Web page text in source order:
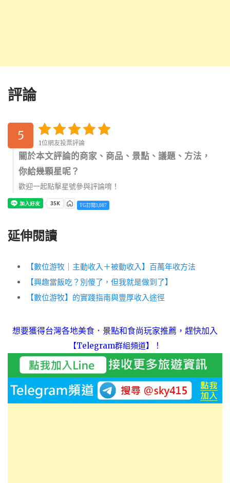
評論
5
1位網友投票評論
關於本文評論的商家、商品、景點、議題、方法，
你給幾顆星呢？
歡迎一起點擊星號參與評論唷！
TG訂閱3,087
延伸閱讀
【數位游牧｜主動收入＋被動收入】百萬年收方法
【興趣當飯吃？別傻了，但我就是做到了】
【數位游牧】的實踐指南與豐厚收入途徑
想要獲得台灣各地美食．景點和食尚玩家推薦，趕快加入
【Telegram群組頻道】 ！